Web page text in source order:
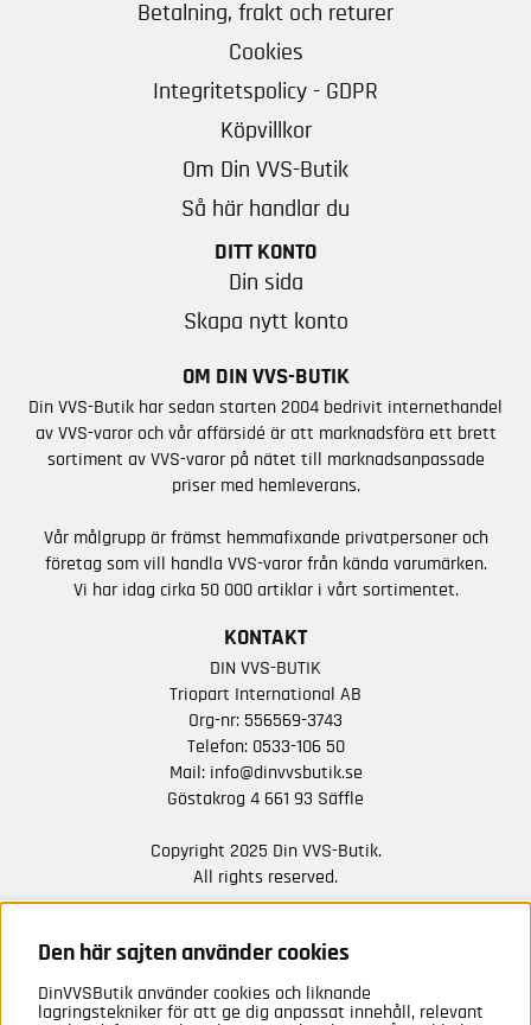
Betalning, frakt och returer
Cookies
Integritetspolicy - GDPR
Köpvillkor
Om Din VVS-Butik
Så här handlar du
DITT KONTO
Din sida
Skapa nytt konto
OM DIN VVS-BUTIK
Din VVS-Butik har sedan starten 2004 bedrivit internethandel
av VVS-varor och vår affärsidé är att marknadsföra ett brett
sortiment av VVS-varor på nätet till marknadsanpassade
priser med hemleverans.
Vår målgrupp är främst hemmafixande privatpersoner och
företag som vill handla VVS-varor från kända varumärken.
Vi har idag cirka 50 000 artiklar i vårt sortimentet.
KONTAKT
DIN VVS-BUTIK
Triopart International AB
Org-nr: 556569-3743
Telefon: 0533-106 50
Mail: info@dinvvsbutik.se
Göstakrog 4 661 93 Säffle
Copyright 2025 Din VVS-Butik.
All rights reserved.
NYHETER FRÅN OSS
Anmäl mig
Den här sajten använder cookies
DinVVSButik använder cookies och liknande
lagringstekniker för att ge dig anpassat innehåll, relevant